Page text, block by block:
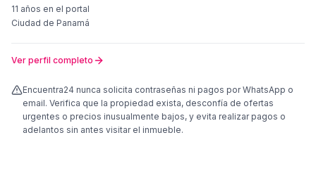
11 años en el portal
Ciudad de Panamá
Ver perfil completo
Encuentra24 nunca solicita contraseñas ni pagos por WhatsApp o
email. Verifica que la propiedad exista, desconfía de ofertas
urgentes o precios inusualmente bajos, y evita realizar pagos o
adelantos sin antes visitar el inmueble.